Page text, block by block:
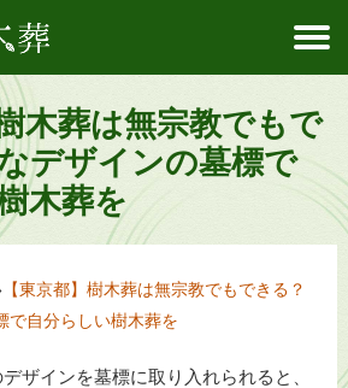
木葬は無宗教でもで
デザインの墓標で
木葬を
【東京都】樹木葬は無宗教でもできる？
で自分らしい樹木葬を
ザインを墓標に取り入れられると、